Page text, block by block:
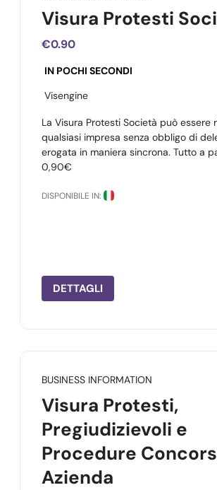
Visura Protesti
€0.90
IN POCHI SECONDI
Visengine
La Visura Protesti Società può essere
qualsiasi impresa senza obbligo di
erogata in maniera sincrona. Tutto a
0,90€
DISPONIBILE IN:
DETTAGLI
BUSINESS INFORMATION
Visura Protesti,
Pregiudizievoli e
Procedure
Azienda